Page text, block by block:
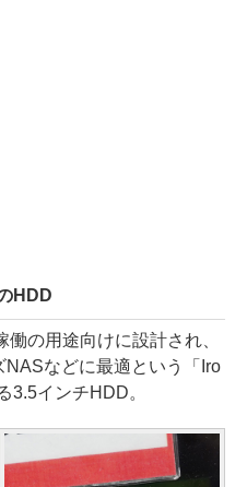
HDD
の用途向けに設計され、
などに最適という「Iro
3.5インチHDD。